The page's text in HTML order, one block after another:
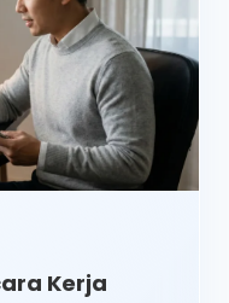
Kerja